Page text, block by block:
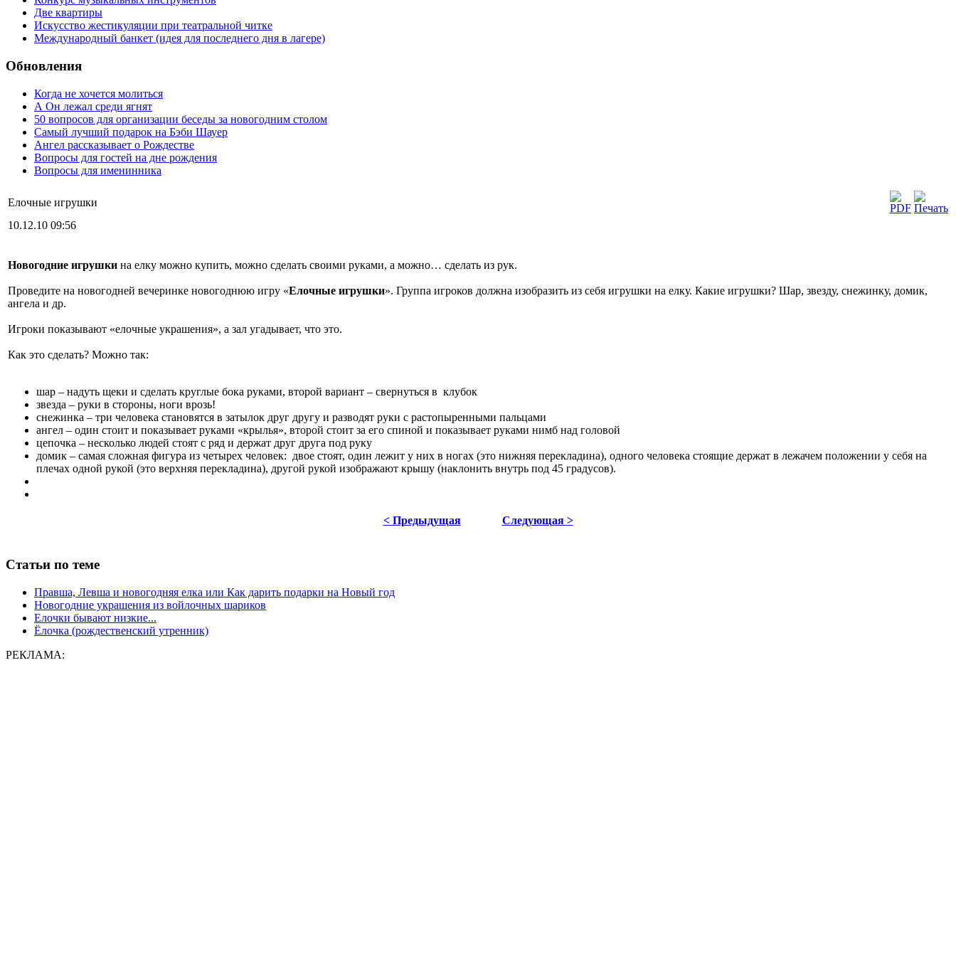
Две квартиры
Искусство жестикуляции при театральной читке
Международный банкет (идея для последнего дня в лагере)
Обновления
Когда не хочется молиться
А Он лежал среди ягнят
50 вопросов для организации беседы за новогодним столом
Самый лучший подарок на Бэби Шауер
Ангел рассказывает о Рождестве
Вопросы для гостей на дне рождения
Вопросы для именинника
Елочные игрушки
10.12.10 09:56
Новогодние игрушки на елку можно купить, можно сделать своими руками, а можно… сделать из рук.
Проведите на новогодней вечеринке новогоднюю игру «Елочные игрушки». Группа игроков должна изобразить из себя игрушки на елку. Какие игрушки? Шар, звезду, снежинку, домик,
ангела и др.
Игроки показывают «елочные украшения», а зал угадывает, что это.
Как это сделать? Можно так:
шар – надуть щеки и сделать круглые бока руками, второй вариант – свернуться в клубок
звезда – руки в стороны, ноги врозь!
снежинка – три человека становятся в затылок друг другу и разводят руки с растопыренными пальцами
ангел – один стоит и показывает руками «крылья», второй стоит за его спиной и показывает руками нимб над головой
цепочка – несколько людей стоят с ряд и держат друг друга под руку
домик – самая сложная фигура из четырех человек: двое стоят, один лежит у них в ногах (это нижняя перекладина), одного человека стоящие держат в лежачем положении у себя на
плечах одной рукой (это верхняя перекладина), другой рукой изображают крышу (наклонить внутрь под 45 градусов).
< Предыдущая Следующая >
Статьи по теме
Правша, Левша и новогодняя елка или Как дарить подарки на Новый год
Новогодние украшения из войлочных шариков
Елочки бывают низкие...
Ёлочка (рождественский утренник)
РЕКЛАМА: